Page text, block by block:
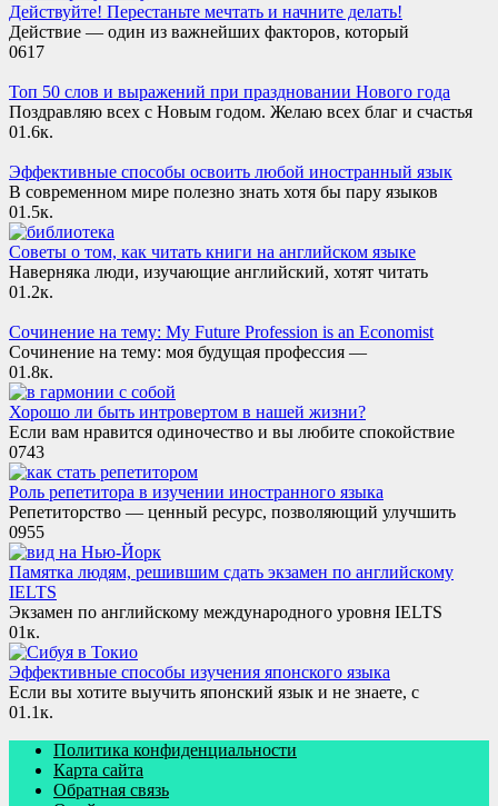
Действуйте! Перестаньте мечтать и начните делать!
Действие — один из важнейших факторов, который
0617
Топ 50 слов и выражений при праздновании Нового года
Поздравляю всех с Новым годом. Желаю всех благ и счастья
01.6к.
Эффективные способы освоить любой иностранный язык
В современном мире полезно знать хотя бы пару языков
01.5к.
Советы о том, как читать книги на английском языке
Наверняка люди, изучающие английский, хотят читать
01.2к.
Сочинение на тему: My Future Profession is an Economist
Сочинение на тему: моя будущая профессия —
01.8к.
Хорошо ли быть интровертом в нашей жизни?
Если вам нравится одиночество и вы любите спокойствие
0743
Роль репетитора в изучении иностранного языка
Репетиторство — ценный ресурс, позволяющий улучшить
0955
Памятка людям, решившим сдать экзамен по английскому
IELTS
Экзамен по английскому международного уровня IELTS
01к.
Эффективные способы изучения японского языка
Если вы хотите выучить японский язык и не знаете, с
01.1к.
Политика конфиденциальности
Карта сайта
Обратная связь